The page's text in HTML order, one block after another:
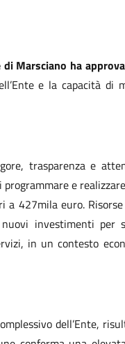
di Marsciano ha
e la capacità di
trasparenza e
e
a 427mila euro.
investimenti
in un contesto
dell’Ente,